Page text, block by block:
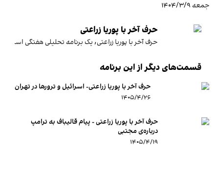
جمعه ۱۴۰۴/۳/۹
حرف آخر با پوریا زراعتی
حرف آخر با پوریا زراعتی٬ یک برنامه تحلیلی هفتگی‌ است که هر جمعه ساعت ۲۱:۰۰ به وقت تهران از ایران اینترنشنال پخش می‌شود.این برنامه فارغ از رویدادهای روزمره و با تاکید بر آینده‌ای بهتر برای ایرانیان، نگاهی عمیق‌تر دارد به مسائل اصلی که ایران امروز با آن‌ها روبرو است. شخصیت‌های سرشناس ایرانی، کارشناسان و تحلیلگران شناخته‌شده در حوزه‌های مختلف و همچنین چهره‌های جوان فعال در عرصه‌های سیاسی و اقتصادی، مهمانان این برنامه هستند.
قسمت‌های دیگر از این برنامه
حرف آخر با پوریا زراعتی- اسرائیل و ترورها در تهران
۱۴۰۵/۴/۲۶
حرف آخر با پوریا زراعتی - پیام قالیباف به ترامپ
درباره‌ی مجتبی
۱۴۰۵/۴/۱۹